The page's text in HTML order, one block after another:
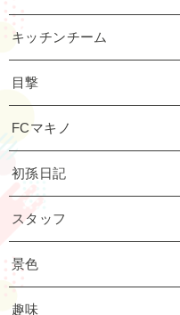
キッチンチーム
目撃
FCマキノ
初孫日記
スタッフ
景色
趣味